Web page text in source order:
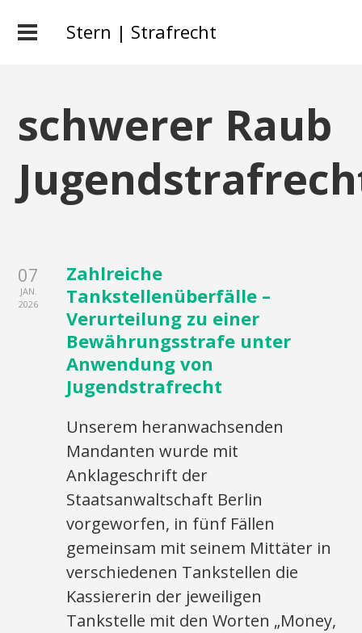
Stern | Strafrecht
schwerer Raub
07
JAN.
2026
Zahlreiche
Tankstellenüberfälle –
Verurteilung zu einer
Bewährungsstrafe unter
Anwendung von
Jugendstrafrecht
Unserem heranwachsenden
Mandanten wurde mit
Anklageschrift der
Staatsanwaltschaft Berlin
vorgeworfen, in fünf Fällen
gemeinsam mit seinem Mittäter in
verschiedenen Tankstellen die
Kassiererin der jeweiligen
Tankstelle mit den Worten „Money,